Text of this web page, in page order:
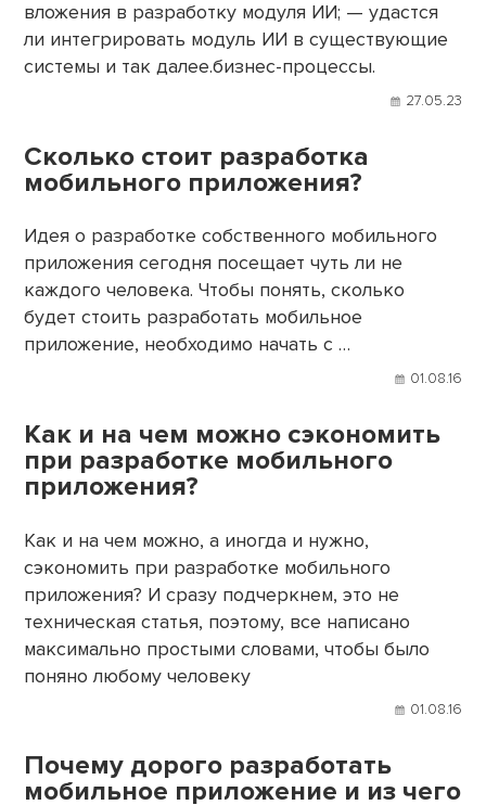
вложения в разработку модуля ИИ; — удастся
ли интегрировать модуль ИИ в существующие
системы и так далее.бизнес-процессы.
27.05.23
Сколько стоит разработка
мобильного приложения?
Идея о разработке собственного мобильного
приложения сегодня посещает чуть ли не
каждого человека. Чтобы понять, сколько
будет стоить разработать мобильное
приложение, необходимо начать с …
01.08.16
Как и на чем можно сэкономить
при разработке мобильного
приложения?
Как и на чем можно, а иногда и нужно,
сэкономить при разработке мобильного
приложения? И сразу подчеркнем, это не
техническая статья, поэтому, все написано
максимально простыми словами, чтобы было
поняно любому человеку
01.08.16
Почему дорого разработать
мобильное приложение и из чего